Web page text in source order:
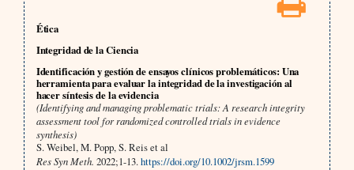
Ética
Integridad de la Ciencia
Identificación y gestión de ensayos clínicos problemáticos: Una
herramienta para evaluar la integridad de la investigación al
hacer síntesis de la evidencia
(Identifying and managing problematic trials: A research integrity
assessment tool for randomized controlled trials in evidence
synthesis)
S. Weibel, M. Popp, S. Reis et al
Res Syn Meth. 2022;1-13.https://doi.org/10.1002/jrsm.1599